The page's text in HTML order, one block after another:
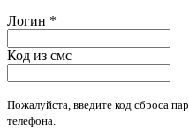
Логин *
Код из смс
Пожалуйста, введите код сброса
телефона.